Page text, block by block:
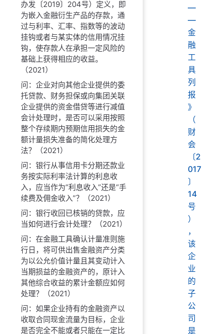
办发〔2019〕204号）定义，即
为嵌入金融衍生产品的存款，通
过与利率、汇率、指数等的波动
挂钩或者与某实体的信用情况挂
钩，使存款人在承担一定风险的
基础上获得相应的收益。
（2021）
问：企业对向其他企业提供的委
托贷款、财务担保或向集团关联
企业提供的资金借贷等进行减值
会计处理时，是否可以采用按照
整个存续期内预期信用损失的金
额计量损失准备的简化处理方
法？（2021）
问：银行从事信用卡分期还款业
务按实际利率法计算的利息收
入，应当作为“利息收入”还是“手
续费及佣金收入”？（2021）
问：银行收回已核销的贷款，应
当如何进行会计处理？（2021）
问：在金融工具确认计量准则施
行日，将可供出售金融资产分类
为以公允价值计量且其变动计入
当期损益的金融资产的，原计入
其他综合收益的累计金额应如何
处理？（2021）
问：如果企业持有的金融资产以
收取合同现金流量为目标，企业
是否完全不能或者只能在一定比
—
—
金
融
工
具
列
报
》
（
财
会
〔2
017
〕
14
号
）
，
该
企
业
的
子
公
司
是